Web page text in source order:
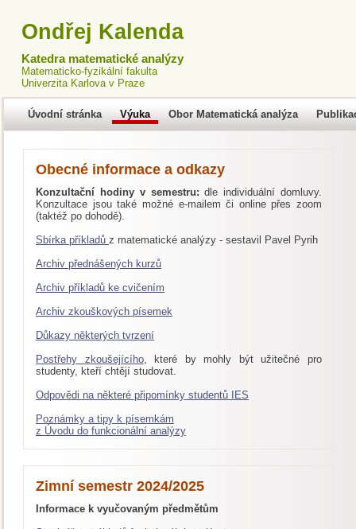
Ondřej Kalenda
Katedra matematické analýzy
Matematicko-fyzikální fakulta
Univerzita Karlova v Praze
Úvodní stránka Výuka Obor Matematická analýza
Obecné informace a odkazy
Konzultační hodiny v semestru: dle individuální domluvy.
Konzultace jsou také možné e-mailem či online přes zoom
(taktéž po dohodě).
Sbírka příkladů z matematické analýzy - sestavil Pavel Pyrih
Archiv přednášených kurzů
Archiv příkladů ke cvičením
Archiv zkouškových písemek
Důkazy některých tvrzení
Postřehy zkoušejícího, které by mohly být užitečné pro
studenty, kteří chtějí studovat.
Odpovědi na některé připomínky studentů IES
Poznámky a tipy k písemkám
z Úvodu do funkcionální analýzy
Zimní semestr 2024/2025
Informace k vyučovaným předmětům